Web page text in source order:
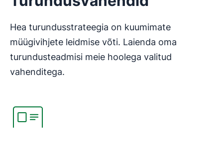
Hea turundusstrateegia on kuumimate
müügivihjete leidmise võti. Laienda oma
turundusteadmisi meie hoolega valitud
vahenditega.